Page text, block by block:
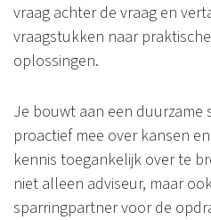
vraag achter de vraag en
vraagstukken naar
oplossingen.
Je bouwt aan een duurzame
proactief mee over kansen
kennis toegankelijk over te
niet alleen adviseur, maar
sparringpartner voor de